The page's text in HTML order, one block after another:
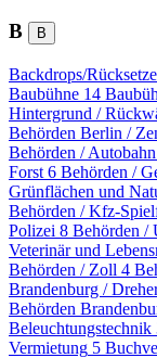
B B
Backdrops/
Baubühne 14
Hintergrund /
Behörden Berlin /
Behörden / Autobahn
Forst 6 Behörden /
Grünflächen und
Behörden / Kfz-
Polizei 8 Behörden /
Veterinär und
Behörden / Zoll 4
Brandenburg /
Behörden
Beleuchtungstechnik
Vermietung 5